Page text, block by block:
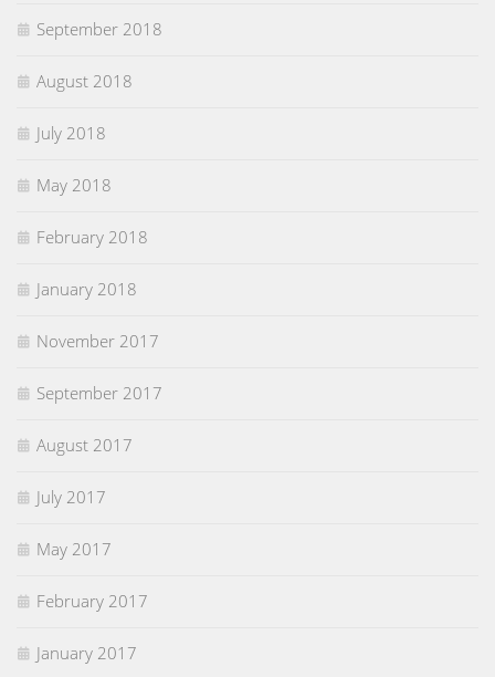
September 2018
August 2018
July 2018
May 2018
February 2018
January 2018
November 2017
September 2017
August 2017
July 2017
May 2017
February 2017
January 2017